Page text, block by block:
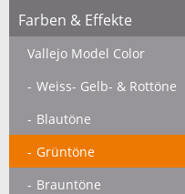
Farben & Effekte
Vallejo Model Color
Weiss- Gelb- & Rottöne
Blautöne
Grüntöne
Brauntöne